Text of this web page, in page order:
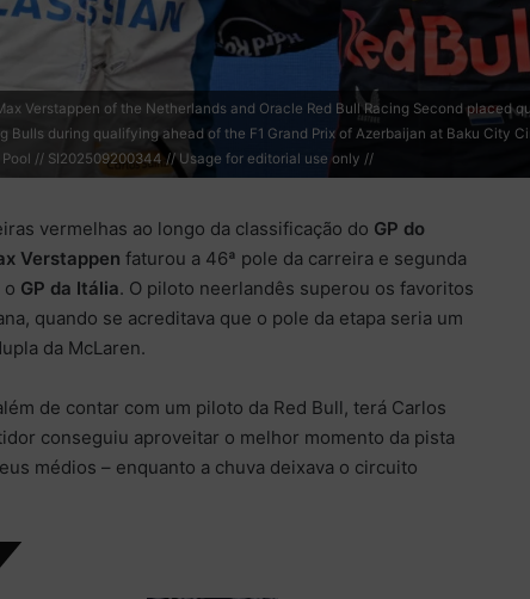
Verstappen of the Netherlands and Oracle Red Bull Racing Second
during qualifying ahead of the F1 Grand Prix of Azerbaijan at Baku City
// SI202509200344 // Usage for editorial use only //
vermelhas ao longo da classificação do GP do
Verstappen faturou a 46ª pole da carreira e segunda
o GP da Itália. O piloto neerlandês superou os favoritos
quando se acreditava que o pole da etapa seria um
da McLaren.
de contar com um piloto da Red Bull, terá Carlos
conseguiu aproveitar o melhor momento da pista
médios – enquanto a chuva deixava o circuito